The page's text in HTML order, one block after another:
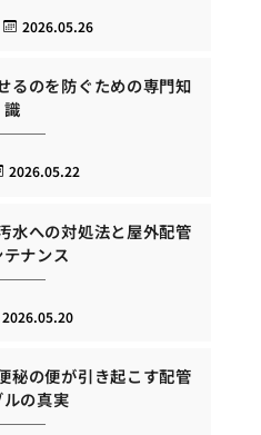
2026.05.26
るのを防ぐための専門知
識
2026.05.22
水への対処法と屋外配管
ナンス
2026.05.20
秘の便が引き起こす配管
ルの真実